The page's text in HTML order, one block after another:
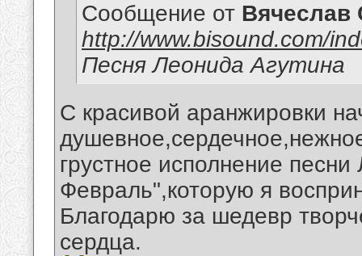
Сообщение от Вячеслав
http://www.bisound.com/
Песня Леонида Агутина
С красивой аранжировки
грустное исполнение
Февраль",которую я
Благодарю за шедевр
сердца.